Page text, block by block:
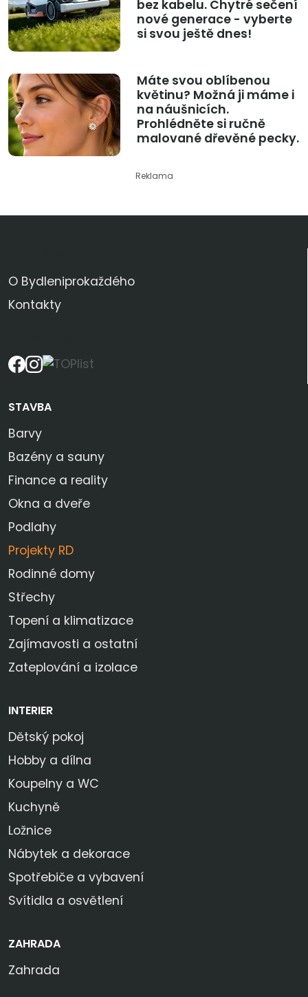
bez kabelu. Chytré sečení
nové generace - vyberte
si svou ještě dnes!
Máte svou oblíbenou
květinu? Možná ji máme i
na náušnicích.
Prohlédněte si ručně
malované dřevěné pecky.
Reklama
O Bydleniprokaždého
Kontakty
STAVBA
Barvy
Bazény a sauny
Finance a reality
Okna a dveře
Podlahy
Projekty RD
Rodinné domy
Střechy
Topení a klimatizace
Zajímavosti a ostatní
Zateplování a izolace
INTERIER
Dětský pokoj
Hobby a dílna
Koupelny a WC
Kuchyně
Ložnice
Nábytek a dekorace
Spotřebiče a vybavení
Svítidla a osvětlení
ZAHRADA
Zahrada